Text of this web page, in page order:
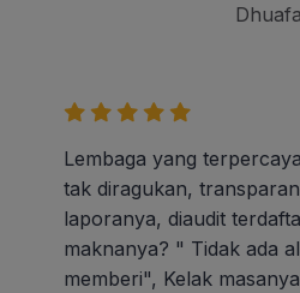
Dhuafa
Lembaga yang
tak diragukan,
laporanya, diaudit
maknanya? " Tidak ada
memberi", Kelak